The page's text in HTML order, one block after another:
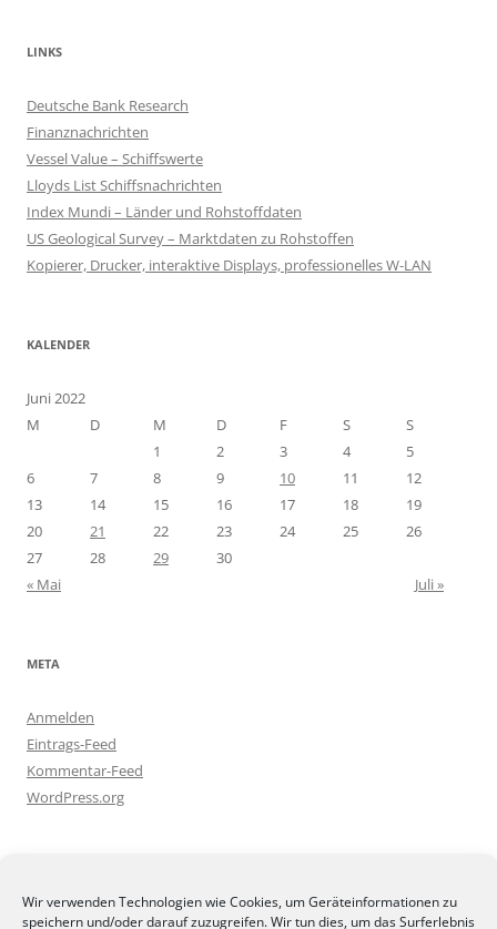
Wir verwenden Technologien wie Cookies, um Geräteinformationen zu
speichern und/oder darauf zuzugreifen. Wir tun dies, um das Surferlebnis
LINKS
Deutsche Bank Research
Finanznachrichten
Vessel Value – Schiffswerte
Lloyds List Schiffsnachrichten
Index Mundi – Länder und Rohstoffdaten
US Geological Survey – Marktdaten zu Rohstoffen
Kopierer, Drucker, interaktive Displays, professionelles W-LAN
KALENDER
Juni 2022
M
D M D F S
S
1
2 3 4
5
6
7 8 9 10 11
12
13
14 15 16 17 18
19
20
21 22 23 24 25
26
27
28 29
30
« Mai
Juli »
META
Anmelden
Eintrags-Feed
Kommentar-Feed
WordPress.org